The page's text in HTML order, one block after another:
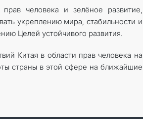
прав человека и зелёное развитие,
укреплению мира, стабильности и
Целей устойчивого развития.
Китая в области прав человека на
страны в этой сфере на ближайшие